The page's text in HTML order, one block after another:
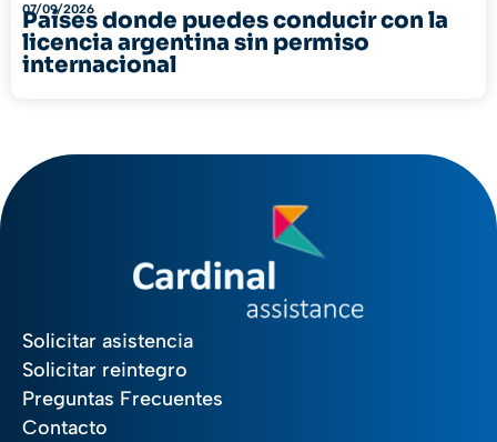
07/09/2026
Países donde puedes conducir con la
licencia argentina sin permiso
internacional
Solicitar asistencia
Solicitar reintegro
Preguntas Frecuentes
Contacto